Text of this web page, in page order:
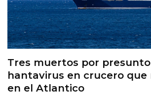
Tres muertos por
hantavirus en crucero que
en el Atlantico